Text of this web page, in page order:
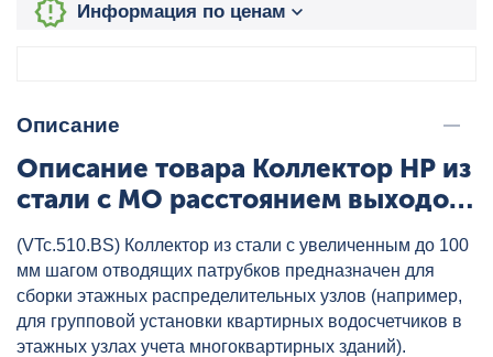
Информация по ценам
Описание
Описание товара Коллектор НР из
стали с МО расстоянием выходов
VALTEC, артикул:
VTc.510.BS.060405
(VTc.510.BS) Коллектор из стали с увеличенным до 100
мм шагом отводящих патрубков предназначен для
сборки этажных распределительных узлов (например,
для групповой установки квартирных водосчетчиков в
этажных узлах учета многоквартирных зданий).